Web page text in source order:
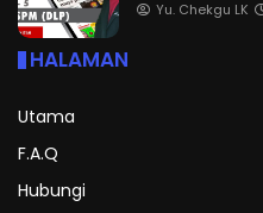
Yu. Chekgu LK
HALAMAN
Utama
F.A.Q
Hubungi